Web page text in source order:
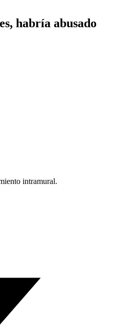
habría abusado
intramural.